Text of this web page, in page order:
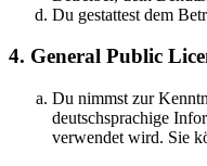
Du gestattest dem
4. General Public
Du nimmst zur
deutschsprachige
verwendet wird. Sie